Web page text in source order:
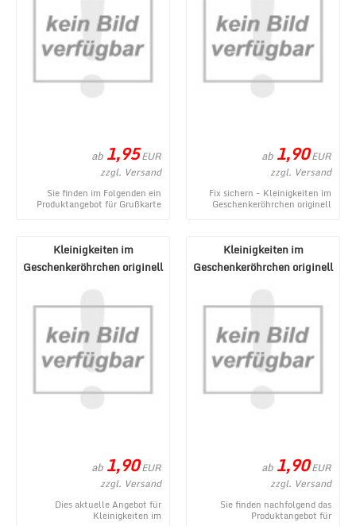
ab 1,95EUR
zzgl. Versand
Sie finden im Folgenden ein
Produktangebot für Grußkarte
ab 1,90EUR
zzgl. Versand
Fix sichern - Kleinigkeiten im
Geschenkeröhrchen originell
Kleinigkeiten im
Geschenkeröhrchen originell
ab 1,90EUR
zzgl. Versand
Dies aktuelle Angebot für
Kleinigkeiten im
Kleinigkeiten im
Geschenkeröhrchen originell
ab 1,90EUR
zzgl. Versand
Sie finden nachfolgend das
Produktangebot für